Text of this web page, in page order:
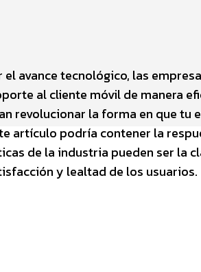
avance tecnológico, las
al cliente móvil de manera
revolucionar la forma en que tu
artículo podría contener la
de la industria pueden ser la
y lealtad de los usuarios.